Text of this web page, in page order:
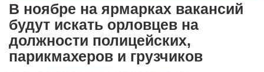
В ноябре на ярмарках вакансий
будут искать орловцев на
должности полицейских,
парикмахеров и грузчиков